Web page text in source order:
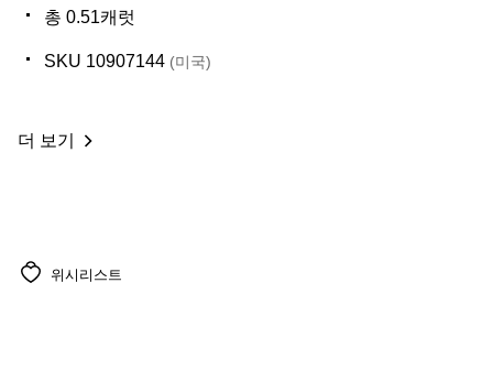
총 0.51캐럿
SKU 10907144 (미국)
더 보기
위시리스트